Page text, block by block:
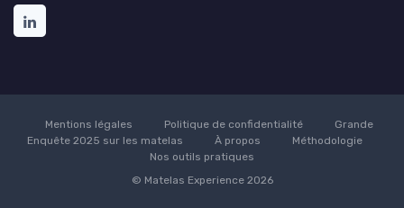
Mentions légales Politique de confidentialité
Grande
Enquête 2025 sur les matelas
À propos
Méthodologie
Nos outils pratiques
© Matelas Experience 2026